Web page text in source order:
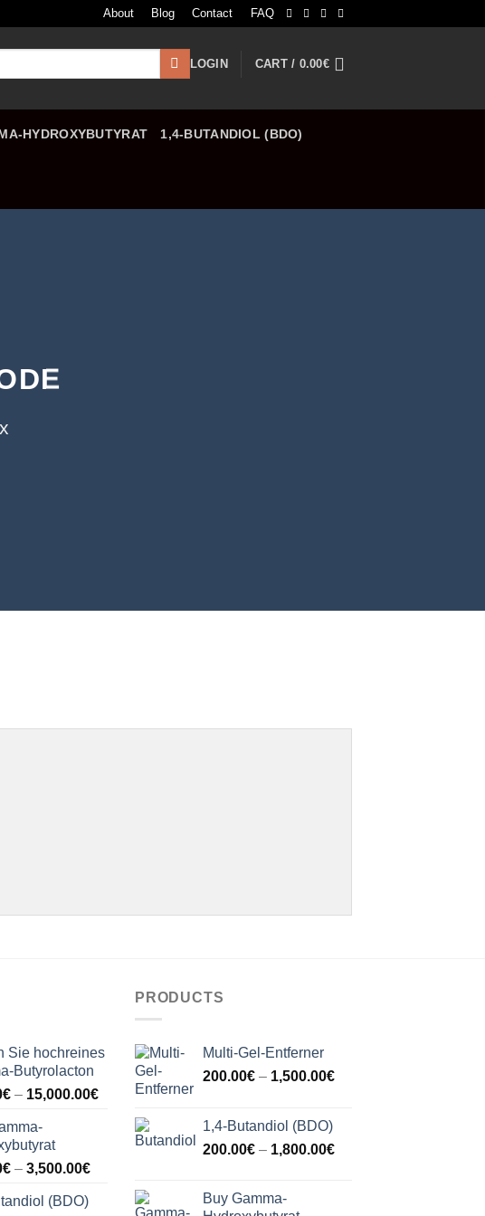
About Blog Contact FAQ
LOGIN CART / 0.00€
HYDROXYBUTYRAT 1,4-BUTANDIOL (BDO)
Sie hochreines
Butyrolacton
€ – 15,000.00€Price
250.00€
through
€ – 3,500.00€Price
300.00€
(BDO)
PRODUCTS
Multi-Gel-Entferner
200.00€ – 1,500.00€Price
1,500.00€
1,4-Butandiol (BDO)
200.00€ – 1,800.00€Price
Buy Gamma-